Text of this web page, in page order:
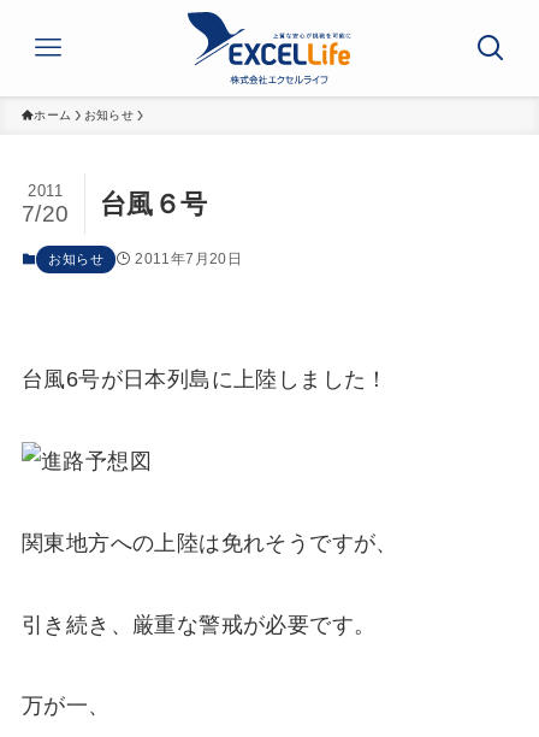
ホーム お知らせ
台風６号
2011
7/20
お知らせ 2011年7月20日
台風6号が日本列島に上陸しました！
関東地方への上陸は免れそうですが、
引き続き、厳重な警戒が必要です。
万が一、